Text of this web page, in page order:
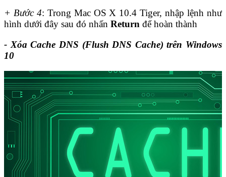
+ Bước 4: Trong Mac OS X 10.4 Tiger, nhập lệnh như
hình dưới đây sau đó nhấn Return để hoàn thành
- Xóa Cache DNS (Flush DNS Cache) trên Windows
10